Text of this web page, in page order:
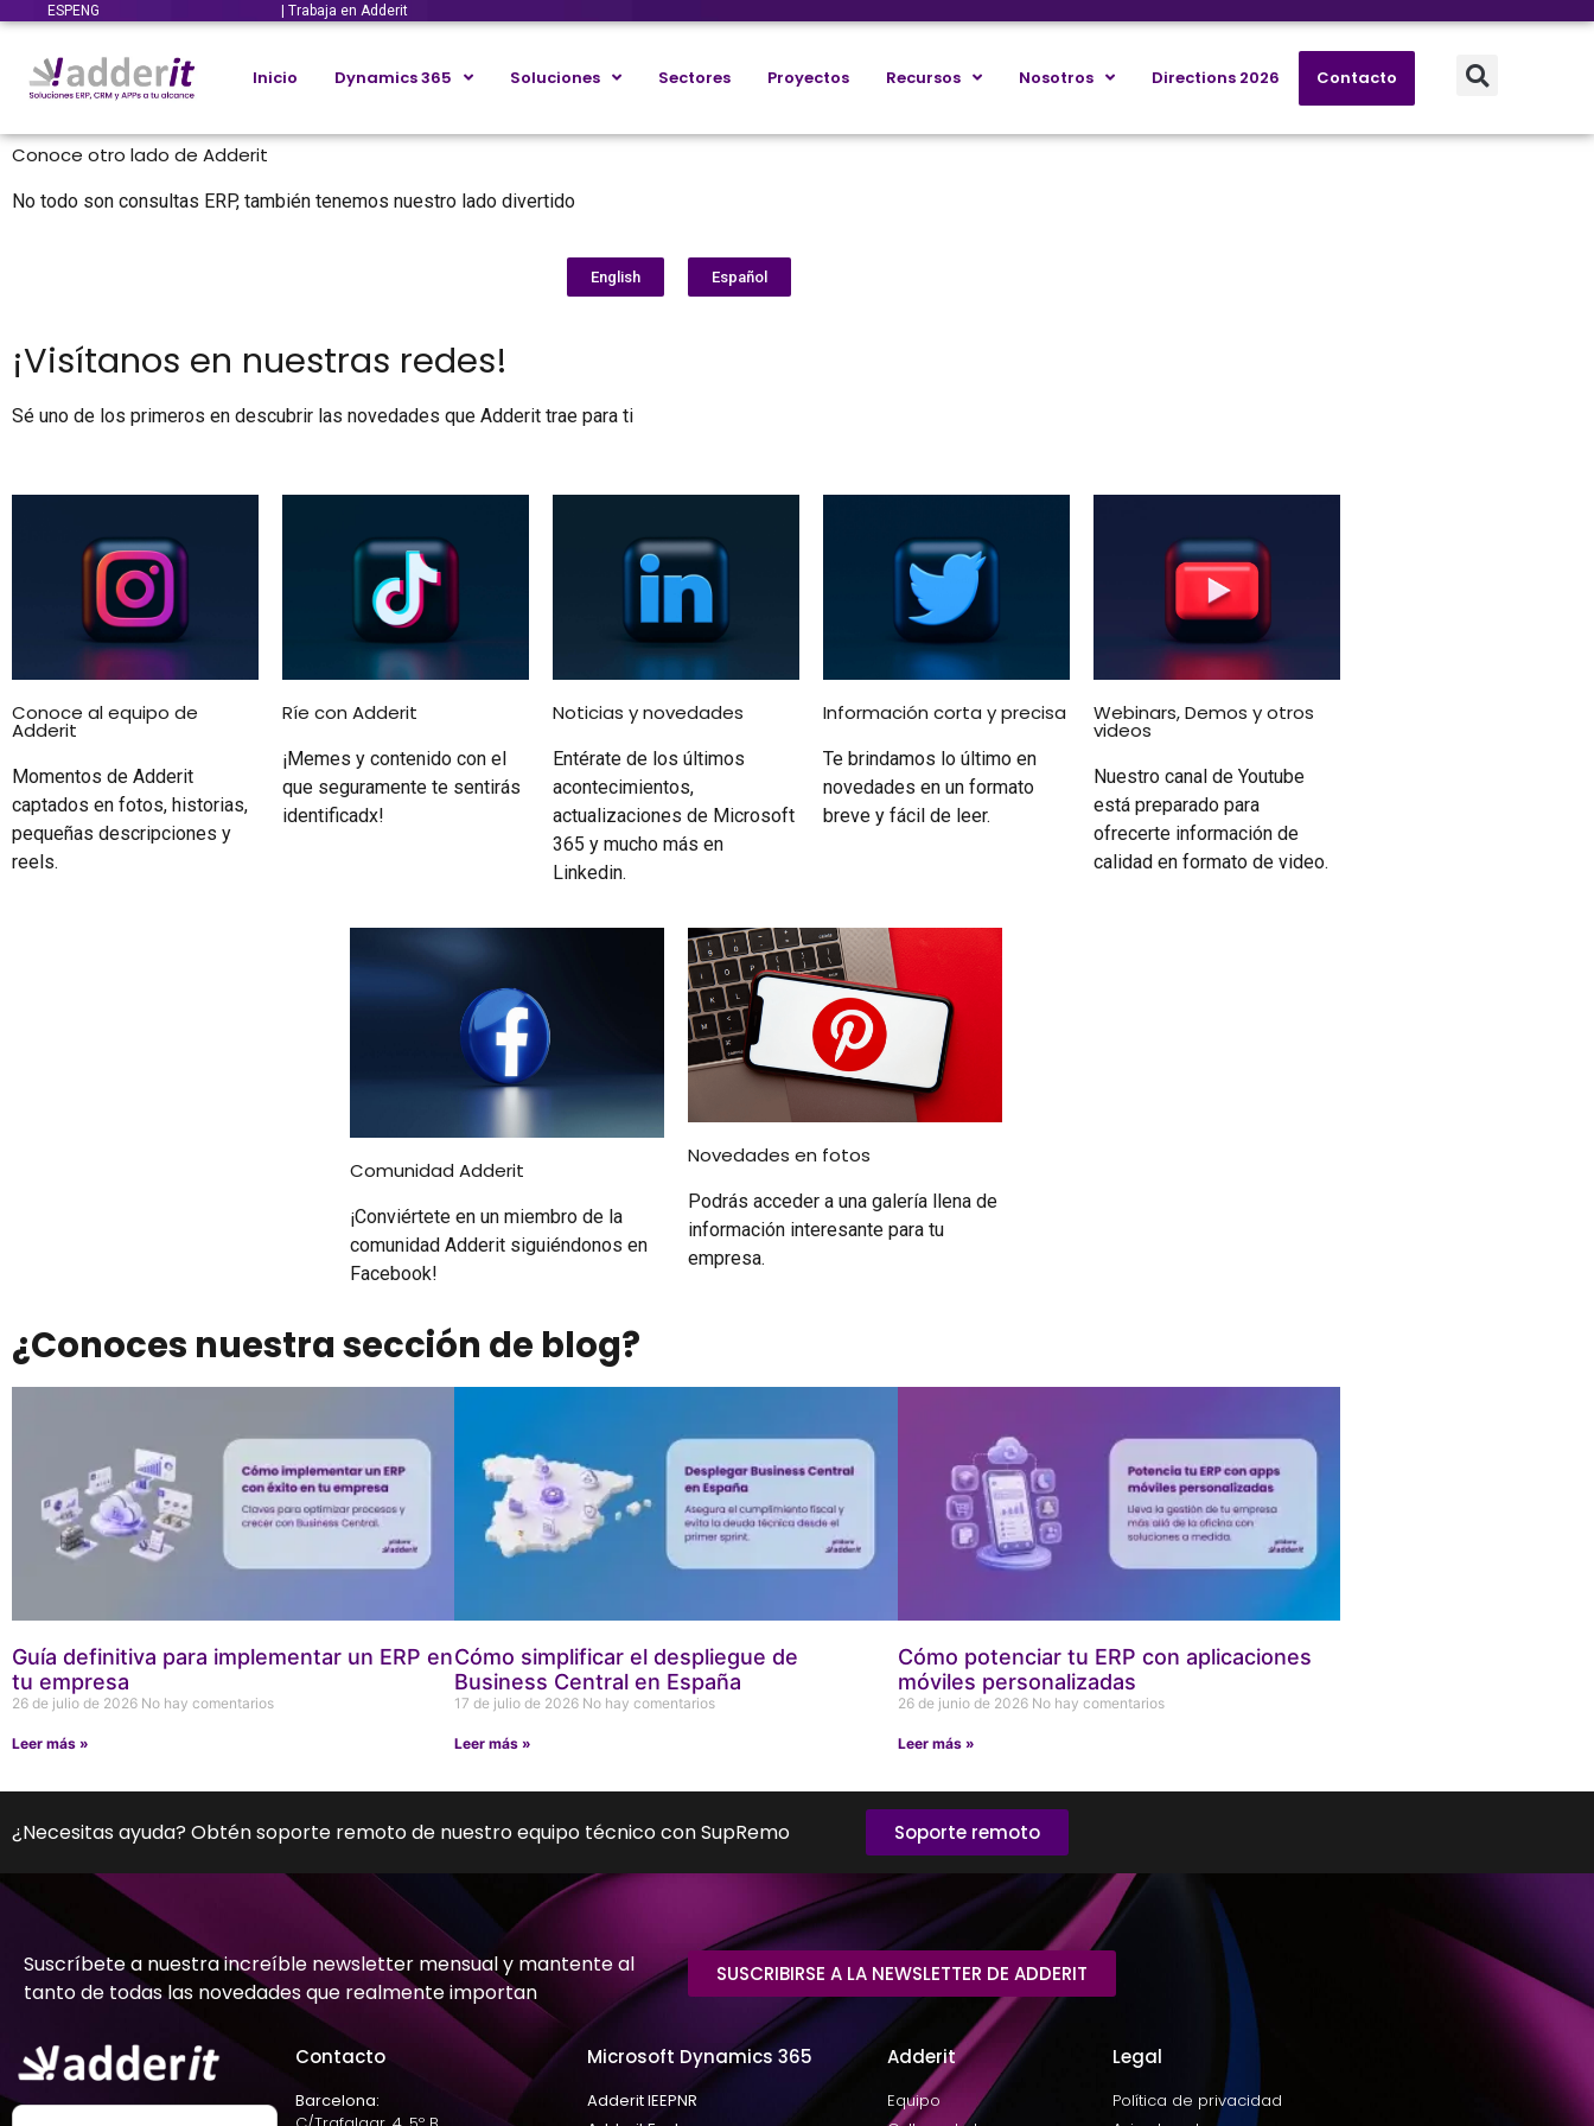
ESPENG | Trabaja en Adderit
Inicio Dynamics 365 Soluciones Sectores Proyectos Recursos Nosotros Directions 2026 Contacto
Conoce otro lado de Adderit
No todo son consultas ERP, también tenemos nuestro lado divertido
English Español
¡Visítanos en nuestras redes!
Sé uno de los primeros en descubrir las novedades que Adderit trae para ti
Conoce al equipo de
Adderit
Momentos de Adderit
captados en fotos, historias,
pequeñas descripciones y
reels.
Ríe con Adderit
¡Memes y contenido con el
que seguramente te sentirás
identificadx!
Noticias y novedades
Entérate de los últimos
acontecimientos,
actualizaciones de Microsoft
365 y mucho más en
Linkedin.
Información corta y precisa
Te brindamos lo último en
novedades en un formato
breve y fácil de leer.
Webinars, Demos y otros
videos
Nuestro canal de Youtube
está preparado para
ofrecerte información de
calidad en formato de video.
Comunidad Adderit
¡Conviértete en un miembro de la
comunidad Adderit siguiéndonos en
Facebook!
Novedades en fotos
Podrás acceder a una galería llena de
información interesante para tu
empresa.
¿Conoces nuestra sección de blog?
Guía definitiva para implementar un ERP en
tu empresa
26 de julio de 2026 No hay comentarios
Leer más »
Cómo simplificar el despliegue de
Business Central en España
17 de julio de 2026 No hay comentarios
Leer más »
Cómo potenciar tu ERP con aplicaciones
móviles personalizadas
26 de junio de 2026 No hay comentarios
Leer más »
¿Necesitas ayuda? Obtén soporte remoto de nuestro equipo técnico con SupRemo Soporte remoto
Suscríbete a nuestra increíble newsletter mensual y mantente al
tanto de todas las novedades que realmente importan
SUSCRIBIRSE A LA NEWSLETTER DE ADDERIT
Contacto
Barcelona:
Microsoft Dynamics 365
Adderit IEEPNR
Adderit
Equipo
Legal
Política de privacidad